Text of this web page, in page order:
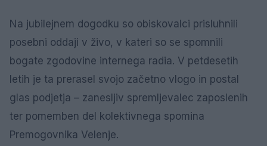
Na jubilejnem dogodku so obiskovalci prisluhnili
posebni oddaji v živo, v kateri so se spomnili
bogate zgodovine internega radia. V petdesetih
letih je ta prerasel svojo začetno vlogo in postal
glas podjetja – zanesljiv spremljevalec zaposlenih
ter pomemben del kolektivnega spomina
Premogovnika Velenje.